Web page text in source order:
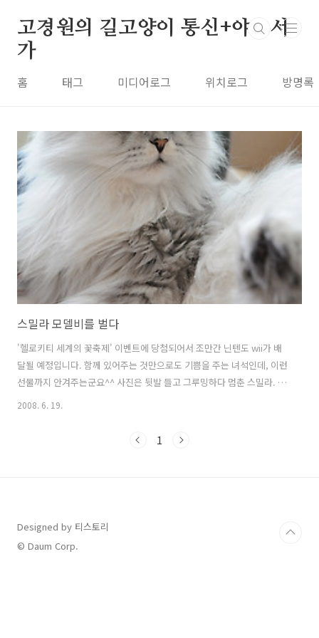
고경원의 길고양이 통신+야옹서
가
홈 태그 미디어로그 위치로그 방명록
스밀라 모델비를 벌다
'헬로키티 세계의 꽃축제' 이벤트에 당첨되어서 조만간 닌텐도 wii가 배
달될 예정입니다. 함께 있어주는 것만으로도 기쁨을 주는 녀석인데, 이런
선물까지 안겨주는군요^^ 사진은 뒷발 들고 그루밍하다 멈춘 스밀라. 저
자세로 1분간 가만히 있어서 왜 그러나 싶었죠. 저것도 기술인듯...
2008. 6. 19.
1
Designed by 티스토리
© Daum Corp.